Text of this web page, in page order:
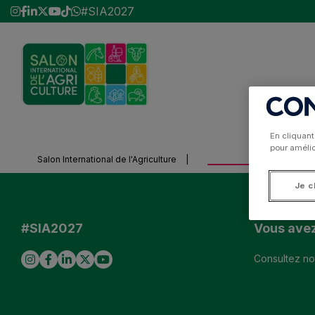
#SIA2027
A voir Exposants et outils
Salon International de l'Agriculture
#SIA2027 Vous
Consultez
En
pour
Je